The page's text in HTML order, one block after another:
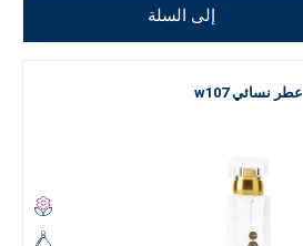
إلى السلة
عطر نسائي w107